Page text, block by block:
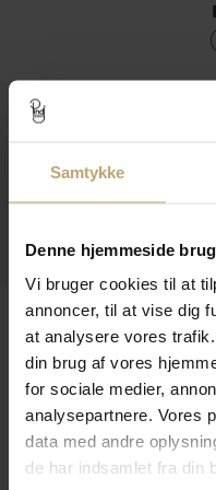
Samtykke
Denne hjemmeside
Vi bruger cookies til at
annoncer, til at vise dig
at analysere vores
din brug af vores
for sociale medier,
analysepartnere. Vores
data med andre
de har indsamlet fra din
Kontakt
Information
Praktiske Sider
Betalingsmuligheder